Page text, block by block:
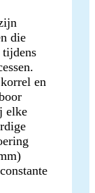
die
tijdens
en
elke